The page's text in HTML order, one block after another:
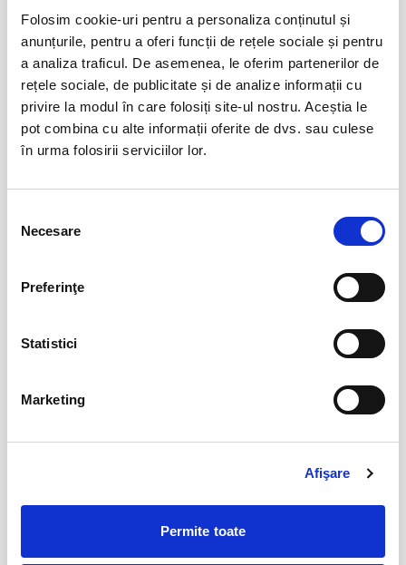
Folosim cookie-uri pentru a personaliza conținutul și
anunțurile, pentru a oferi funcții de rețele sociale și pentru
a analiza traficul. De asemenea, le oferim partenerilor de
rețele sociale, de publicitate și de analize informații cu
privire la modul în care folosiți site-ul nostru. Aceștia le
pot combina cu alte informații oferite de dvs. sau culese
în urma folosirii serviciilor lor.
consimțământului
Necesare
Preferinţe
Statistici
Marketing
Afişare
Permite toate
AȘTEPTÂNDU-L PE ULISE
Cluj-Napoca
BILETE
17
sept
Deschiderea Stagiunii - Filarmonica Pitesti 17
sept
18
sept